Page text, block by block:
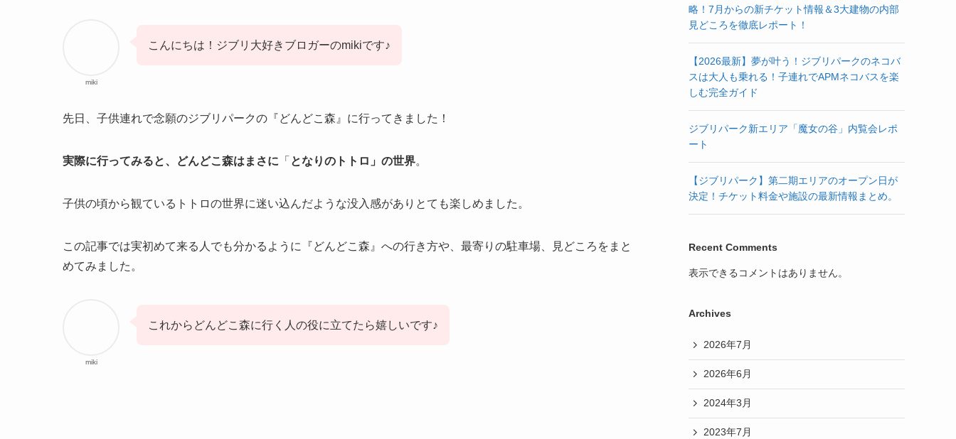
miki
こんにちは！ジブリ大好きブロガーのmikiです♪
先日、子供連れで念願のジブリパークの『どんどこ森』に行ってきました！
実際に行ってみると、どんどこ森はまさに 「 となりのトトロ」の世界。
子供の頃から観ているトトロの世界に迷い込んだような没入感がありとても楽しめました。
この記事では実初めて来る人でも分かるように『どんどこ森』への行き方や、最寄りの駐車場、見どころをまと
めてみました。
miki
これからどんどこ森に行く人の役に立てたら嬉しいです♪
略！7月からの新チケット情報＆3大建物の内部
見どころを徹底レポート！
【2026最新】夢が叶う！ジブリパークのネコバ
スは大人も乗れる！子連れでAPMネコバスを楽
しむ完全ガイド
ジブリパーク新エリア「魔女の谷」内覧会レポ
ート
【ジブリパーク】第二期エリアのオープン日が
決定！チケット料金や施設の最新情報まとめ。
Recent Comments
表示できるコメントはありません。
Archives
2026年7月
2026年6月
2024年3月
2023年7月